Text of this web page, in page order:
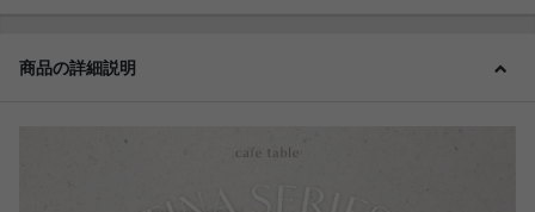
商品の詳細説明